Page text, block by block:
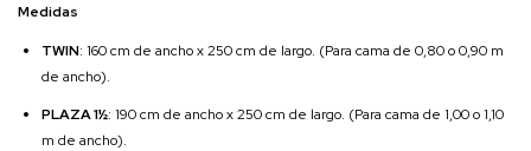
Medidas
TWIN: 160 cm de ancho x 250 cm de largo. (Para cama de 0,80 o 0,90 m
de ancho).
PLAZA 1½: 190 cm de ancho x 250 cm de largo. (Para cama de 1,00 o 1,10
m de ancho).